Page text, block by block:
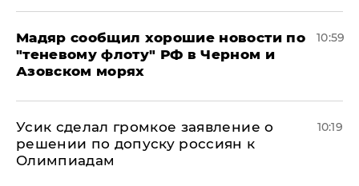
Мадяр сообщил хорошие новости по
"теневому флоту" РФ в Черном и
Азовском морях
10:59
Усик сделал громкое заявление о
решении по допуску россиян к
Олимпиадам
10:19